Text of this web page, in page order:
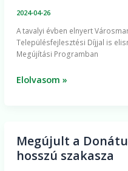
2024-04-26
A tavalyi évben elnyert
Településfejlesztési Díjjal is
Megújítási Programban
el
a
Köztemető
Elolvasom »
Megújult a
hosszú szakasza
Megújult
a